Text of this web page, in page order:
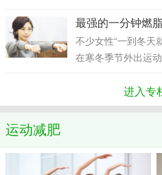
最强的一分钟燃
不少女性“一到冬天
在寒冬季节外出运动
进入专
运动减肥